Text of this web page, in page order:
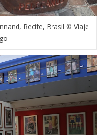
Recife, Brasil © Viaje